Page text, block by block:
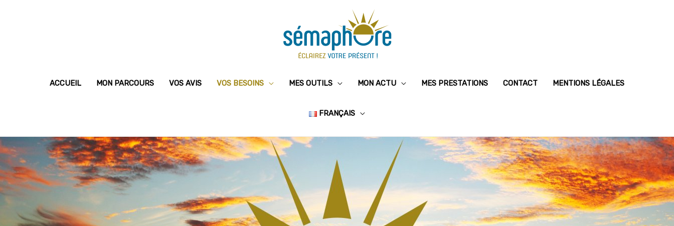
ACCUEIL MON PARCOURS VOS AVIS VOS BESOINS MES OUTILS MON ACTU MES PRESTATIONS CONTACT MENTIONS LÉGALES
FRANÇAIS